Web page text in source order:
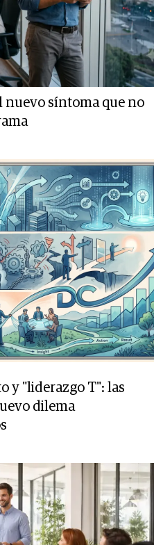
nuevo síntoma que no
y "liderazgo T": las
dilema